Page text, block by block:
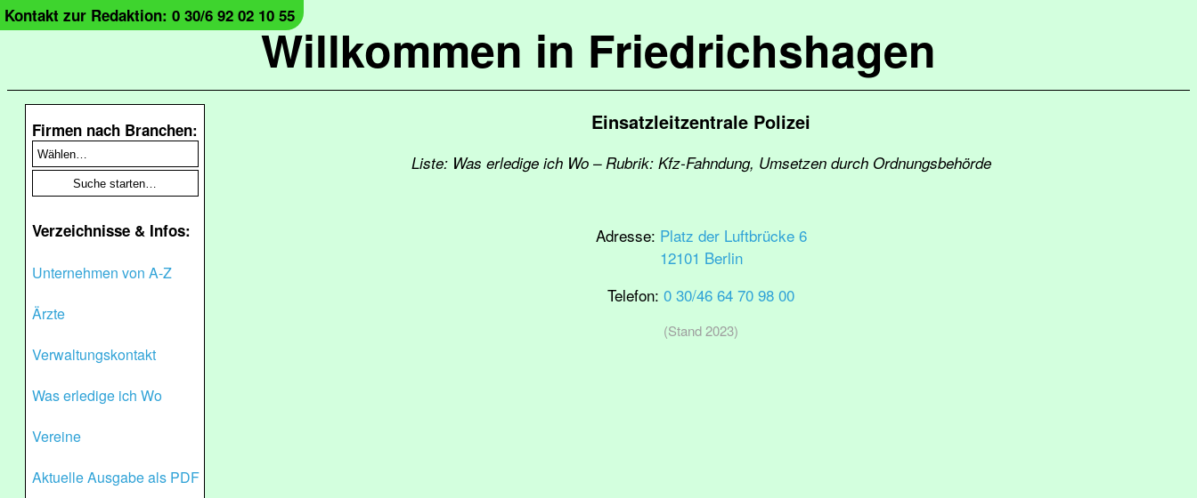
Willkommen in Friedrichshagen
Kontakt zur Redaktion: 0 30/6 92 02 10 55
Firmen nach Branchen:
Verzeichnisse & Infos:
Unternehmen von A-Z
Ärzte
Verwaltungskontakt
Was erledige ich Wo
Vereine
Aktuelle Ausgabe als PDF
Einsatzleitzentrale Polizei
Liste: Was erledige ich Wo – Rubrik: Kfz-Fahndung, Umsetzen durch Ordnungsbehörde
Adresse: Platz der Luftbrücke 6
12101 Berlin
Telefon: 0 30/46 64 70 98 00
(Stand 2023)